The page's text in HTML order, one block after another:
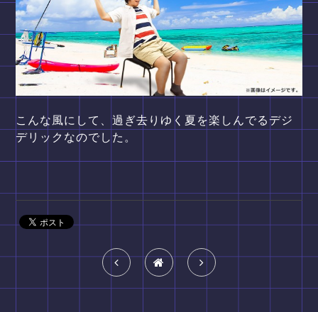
こんな風にして、過ぎ去りゆく夏を楽しんでるデジ
デリックなのでした。